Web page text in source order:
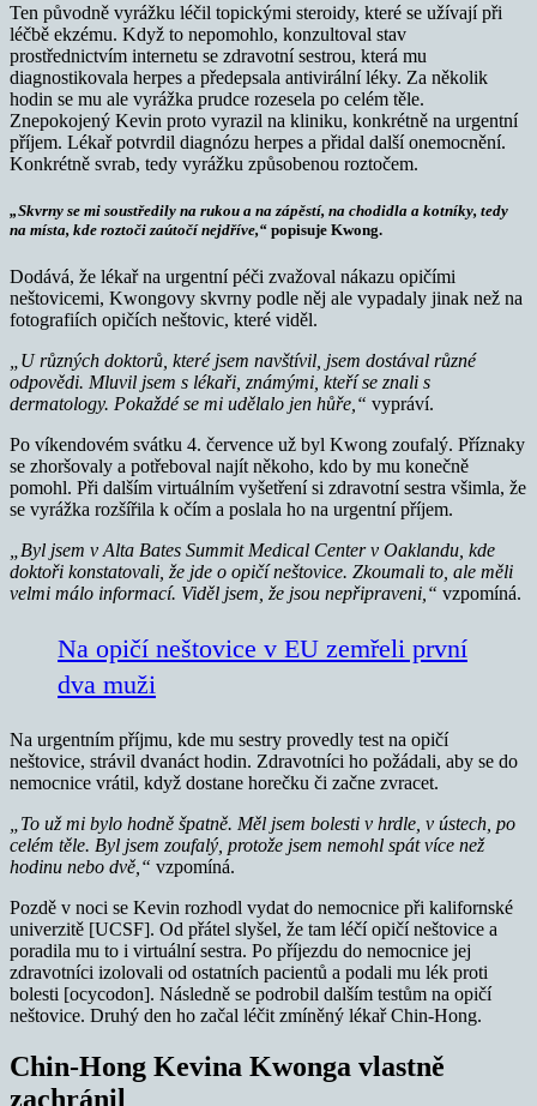
Ten původně vyrážku léčil topickými steroidy, které se užívají při
léčbě ekzému. Když to nepomohlo, konzultoval stav
prostřednictvím internetu se zdravotní sestrou, která mu
diagnostikovala herpes a předepsala antivirální léky. Za několik
hodin se mu ale vyrážka prudce rozesela po celém těle.
Znepokojený Kevin proto vyrazil na kliniku, konkrétně na urgentní
příjem. Lékař potvrdil diagnózu herpes a přidal další onemocnění.
Konkrétně svrab, tedy vyrážku způsobenou roztočem.
„Skvrny se mi soustředily na rukou a na zápěstí, na chodidla a kotníky, tedy
na místa, kde roztoči zaútočí nejdříve,“ popisuje Kwong.
Dodává, že lékař na urgentní péči zvažoval nákazu opičími
neštovicemi, Kwongovy skvrny podle něj ale vypadaly jinak než na
fotografiích opičích neštovic, které viděl.
„U různých doktorů, které jsem navštívil, jsem dostával různé
odpovědi. Mluvil jsem s lékaři, známými, kteří se znali s
dermatology. Pokaždé se mi udělalo jen hůře,“ vypráví.
Po víkendovém svátku 4. července už byl Kwong zoufalý. Příznaky
se zhoršovaly a potřeboval najít někoho, kdo by mu konečně
pomohl. Při dalším virtuálním vyšetření si zdravotní sestra všimla, že
se vyrážka rozšířila k očím a poslala ho na urgentní příjem.
„Byl jsem v Alta Bates Summit Medical Center v Oaklandu, kde
doktoři konstatovali, že jde o opičí neštovice. Zkoumali to, ale měli
velmi málo informací. Viděl jsem, že jsou nepřipraveni,“ vzpomíná.
Na opičí neštovice v EU zemřeli první
dva muži
Na urgentním příjmu, kde mu sestry provedly test na opičí
neštovice, strávil dvanáct hodin. Zdravotníci ho požádali, aby se do
nemocnice vrátil, když dostane horečku či začne zvracet.
„To už mi bylo hodně špatně. Měl jsem bolesti v hrdle, v ústech, po
celém těle. Byl jsem zoufalý, protože jsem nemohl spát více než
hodinu nebo dvě,“ vzpomíná.
Pozdě v noci se Kevin rozhodl vydat do nemocnice při kalifornské
univerzitě [UCSF]. Od přátel slyšel, že tam léčí opičí neštovice a
poradila mu to i virtuální sestra. Po příjezdu do nemocnice jej
zdravotníci izolovali od ostatních pacientů a podali mu lék proti
bolesti [ocycodon]. Následně se podrobil dalším testům na opičí
neštovice. Druhý den ho začal léčit zmíněný lékař Chin-Hong.
Chin-Hong Kevina Kwonga vlastně
zachránil